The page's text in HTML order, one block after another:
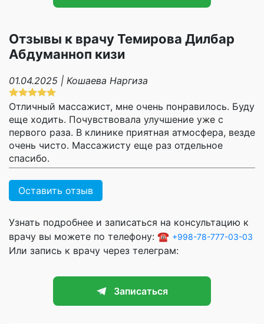
Отзывы к врачу Темирова Дилбар
Абдуманноп кизи
01.04.2025 | Кошаева Наргиза
Отличный массажист, мне очень понравилось. Буду
еще ходить. Почувствовала улучшение уже с
первого раза. В клинике приятная атмосфера, везде
очень чисто. Массажисту еще раз отдельное
спасибо.
Оставить отзыв
Узнать подробнее и записаться на консультацию к
врачу вы можете по телефону: ☎️ +998-78-777-03-03
Или запись к врачу через телеграм:
Записаться